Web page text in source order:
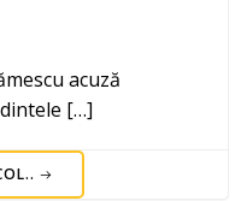
acuză
[…]